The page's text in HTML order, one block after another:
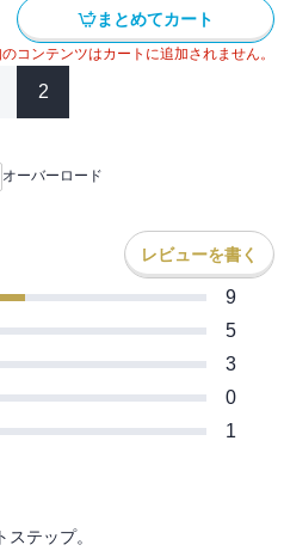
まとめてカート
コンテンツはカートに追加されません。
2
オーバーロード
レビューを書く
9
5
3
0
1
テップ。